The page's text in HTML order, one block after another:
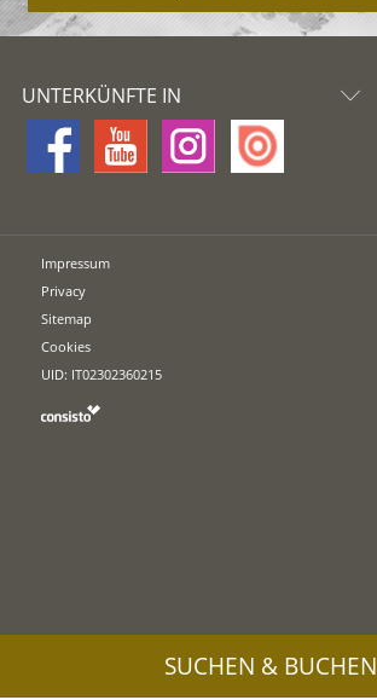
UNTERKÜNFTE IN
Impressum
Privacy
Sitemap
Cookies
UID: IT02302360215
SUCHEN & BUCHEN